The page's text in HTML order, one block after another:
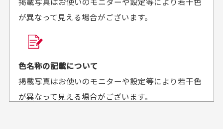
セールかつポイント
も使えて、お得に購
入出来ました
セールかつポイントも使
おります
欲しかったスカートが購
商品購入からどれくらいで発送してもらえます
か？
平日午前9時までのご注文で最短当日発送させて頂いて
おります。
せて頂いております。
が異なって見える場合がございます。
色名称の記載について
掲載写真はお使いのモニターや設定等により若干色
が異なって見える場合がございます。